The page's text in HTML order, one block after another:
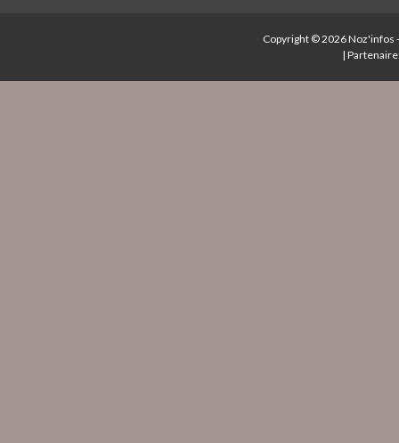
Copyright © 2026Noz'infos
|